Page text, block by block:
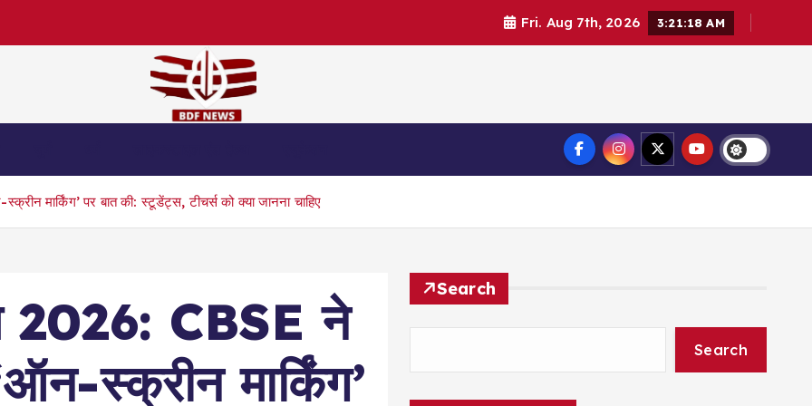
Fri. Aug 7th, 2026 3:21:19 AM
मार्किंग’ पर बात की: स्टूडेंट्स, टीचर्स को क्या जानना चाहिए
2026: CBSE ने
स्क्रीन मार्किंग’
Search
Search